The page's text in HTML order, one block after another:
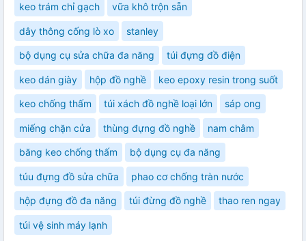
keo trám chỉ gạch vữa khô trộn sẵn
dây thông cống lò xo stanley
bộ dụng cụ sửa chữa đa năng túi đựng đồ điện
keo dán giày hộp đồ nghề keo epoxy resin trong suốt
keo chống thấm túi xách đồ nghề loại lớn sáp ong
miếng chặn cửa thùng đựng đồ nghề nam châm
băng keo chống thấm bộ dụng cụ đa năng
túu đựng đồ sửa chữa phao cơ chống tràn nước
hộp đựng đồ đa năng túi đừng đồ nghề thao ren ngay
túi vệ sinh máy lạnh